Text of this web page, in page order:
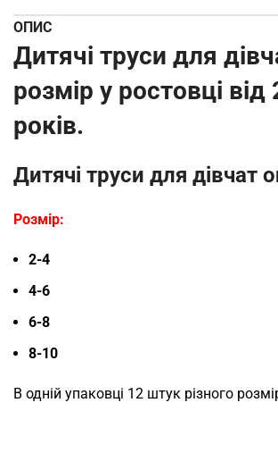
ОПИС
Дитячі труси для
розмір у ростовці від
років.
Дитячі труси для дівчат
Розмір:
2-4
4-6
6-8
8-10
В одній упаковці 12 штук різного